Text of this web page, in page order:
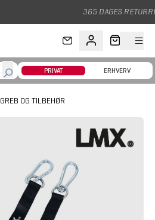
365 DAGES RETURRET
PRIVAT ERHVERV
GREB OG TILBEHØR